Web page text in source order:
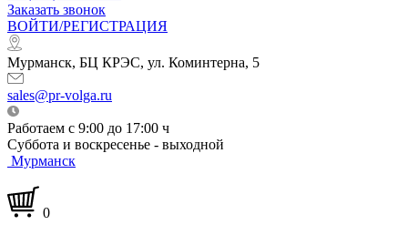
Заказать звонок
ВОЙТИ/РЕГИСТРАЦИЯ
Мурманск, БЦ КРЭС, ул. Коминтерна, 5
sales@pr-volga.ru
Работаем с 9:00 до 17:00 ч
Суббота и воскресенье - выходной
Мурманск
0